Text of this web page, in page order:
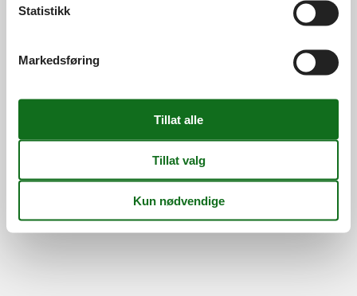
Statistikk
Markedsføring